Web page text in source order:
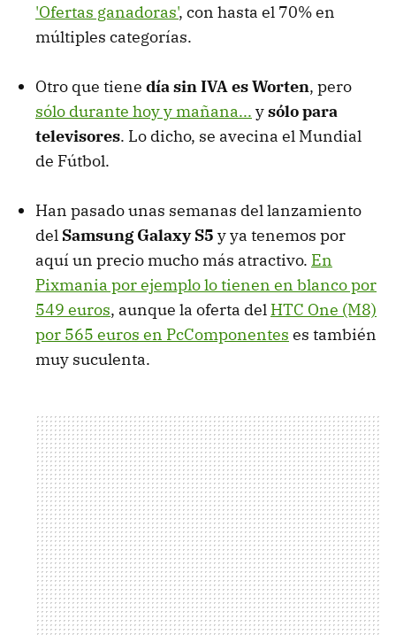
'Ofertas ganadoras', con hasta el 70% en
múltiples categorías.
Otro que tiene día sin IVA es Worten, pero
sólo durante hoy y mañana... ysólo para
televisores. Lo dicho, se avecina el Mundial
de Fútbol.
Han pasado unas semanas del lanzamiento
del Samsung Galaxy S5 y ya tenemos por
aquí un precio mucho más atractivo. En
Pixmania por ejemplo lo tienen en blanco por
549 euros, aunque la oferta del HTC One (M8)
por 565 euros en PcComponentes es también
muy suculenta.